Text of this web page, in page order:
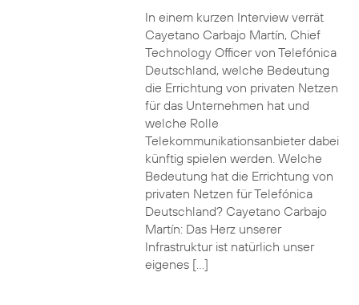
In einem kurzen Interview verrät
Cayetano Carbajo Martín, Chief
Technology Officer von Telefónica
Deutschland, welche Bedeutung
die Errichtung von privaten Netzen
für das Unternehmen hat und
welche Rolle
Telekommunikationsanbieter dabei
künftig spielen werden. Welche
Bedeutung hat die Errichtung von
privaten Netzen für Telefónica
Deutschland? Cayetano Carbajo
Martín: Das Herz unserer
Infrastruktur ist natürlich unser
eigenes […]